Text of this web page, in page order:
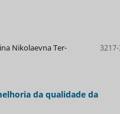
Nikolaevna Ter-
da qualidade da